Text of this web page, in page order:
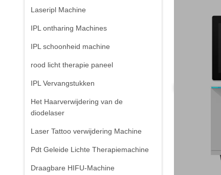
Laseripl Machine
IPL ontharing Machines
IPL schoonheid machine
rood licht therapie paneel
IPL Vervangstukken
Het Haarverwijdering van de
diodelaser
Laser Tattoo verwijdering Machine
Pdt Geleide Lichte Therapiemachine
Draagbare HIFU-Machine